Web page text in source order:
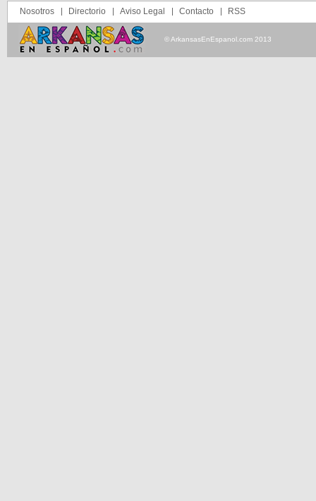
Nosotros Directorio Aviso Legal Contacto RSS
© ArkansasEnEspanol.com 2013